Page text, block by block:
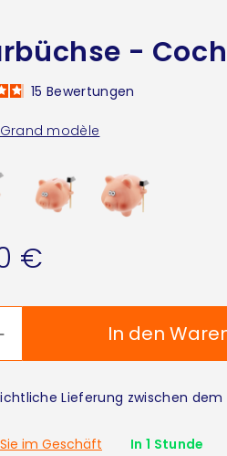
-
Grand modèle
15 Bewertungen
€
In den
Lieferung zwischen dem
im Geschäft
In 1 Stunde